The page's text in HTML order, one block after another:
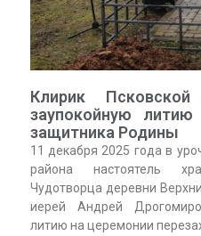
Клирик
заупокойную литию
защитника Родины
11 декабря 2025 года в
района настоятель
Чудотворца деревни
иерей Андрей
литию на церемонии